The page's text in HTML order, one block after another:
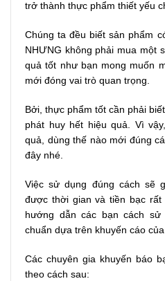
trở thành thực phẩm thiết yếu
Chúng ta đều biết sản phẩm
NHƯNG không phải mua một
quả tốt như bạn mong muốn
mới đóng vai trò quan trọng.
Bởi, thực phẩm tốt cần phải
phát huy hết hiệu quả. Vì
quả, dùng thế nào mới đúng
đây nhé.
Việc sử dụng đúng cách sẽ
được thời gian và tiền bạc
hướng dẫn các bạn cách sử
chuẩn dựa trên khuyến cáo
Các chuyên gia khuyến báo
theo cách sau: